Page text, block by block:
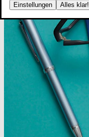
Einstellungen Alles klar!